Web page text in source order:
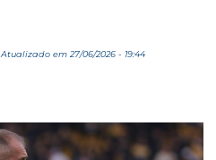
Atualizado em 27/06/2026 - 19:44